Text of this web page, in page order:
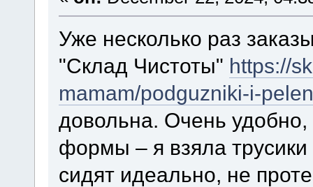
Уже несколько раз
"Склад Чистоты" https://
mamam/podguzniki-i-
довольна. Очень
формы – я взяла
сидят идеально, не